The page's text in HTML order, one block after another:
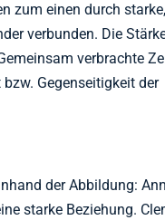
zum einen durch
verbunden. Die
verbrachte
Gegenseitigkeit der
der Abbildung:
starke Beziehung.